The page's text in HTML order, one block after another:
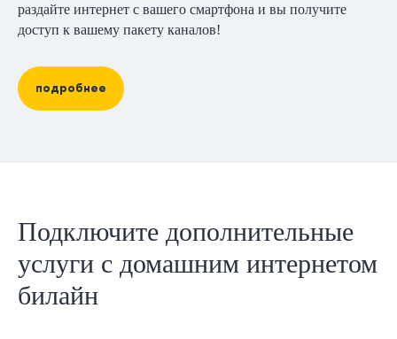
раздайте интернет с вашего смартфона и вы получите
доступ к вашему пакету каналов!
подробнее
Подключите дополнительные
услуги с домашним интернетом
билайн